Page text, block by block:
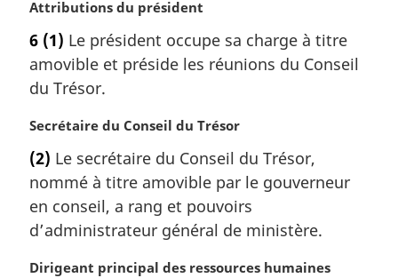
l
e
:
N
t
e
m
r
i
n
a
e
:
Attributions du président
6 (1) Le président occupe sa charge à titre
amovible et préside les réunions du Conseil
du Trésor.
N
t
e
m
a
g
Secrétaire du Conseil du Trésor
(2) Le secrétaire du Conseil du Trésor,
nommé à titre amovible par le gouverneur
en conseil, a rang et pouvoirs
d’administrateur général de ministère.
N
Dirigeant principal des ressources humaines